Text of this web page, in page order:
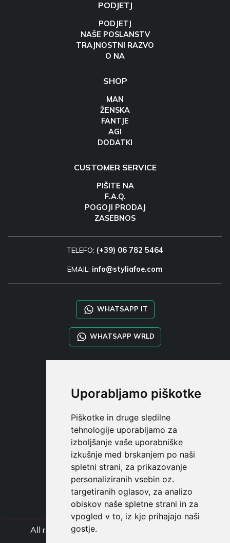
Uporabljamo piškotke
Piškotke in druge sledilne
tehnologije uporabljamo za
izboljšanje vaše uporabniške
izkušnje med brskanjem po naši
spletni strani, za prikazovanje
personaliziranih vsebin oz.
targetiranih oglasov, za analizo
obiskov naše spletne strani in za
vpogled v to, iz kje prihajajo naši
gostje.
PODJETJ
PODJETJ
NAŠE POSLANSTV
TRAJNOSTNI RAZVO
O NA
SHOP
MAN
ŽENSKA
FANTJE
AGI
DODATKI
CUSTOMER SERVICE
PIŠITE NA
F.A.Q.
POGOJI PRODAJ
ZASEBNOS
TELEFO: (+39) 06 782 5464
EMAIL: info@styliafoe.com
WHATSAPP IT
WHATSAPP WRLD
SHOP B2B
TAYLOR MADE ORDERS
UPORABNI
REGISTE
PRIJAVITE S
NAKUPOVALNA KOŠARIC
All rights Styliafoe s.r.l. © 2025 - Številka DD